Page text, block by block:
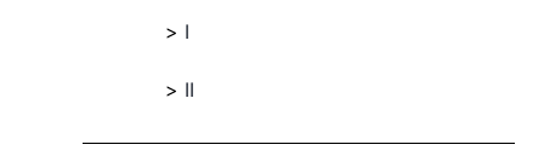
I
II